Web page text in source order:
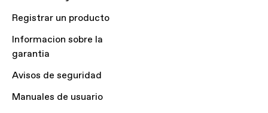
Registrar un producto
Informacion sobre la
garantia
Avisos de seguridad
Manuales de usuario